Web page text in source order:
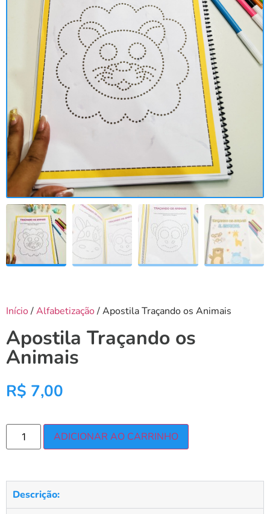
Início/Alfabetização/ Apostila Traçando os Animais
Apostila Traçando os
Animais
R$ 7,00
ADICIONAR AO CARRINHO
Descrição: